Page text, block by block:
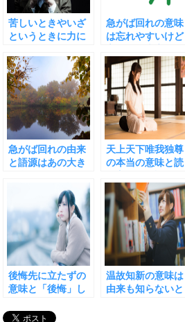
苦しいときやいざ
というときに力に
用句
急がば回れの意味
は忘れやすいけど
急がば回れの由来
と語源はあの大き
天上天下唯我独尊
の本当の意味と読
そうですが…
後悔先に立たずの
意味と「後悔」し
こと
温故知新の意味は
由来も知らないと